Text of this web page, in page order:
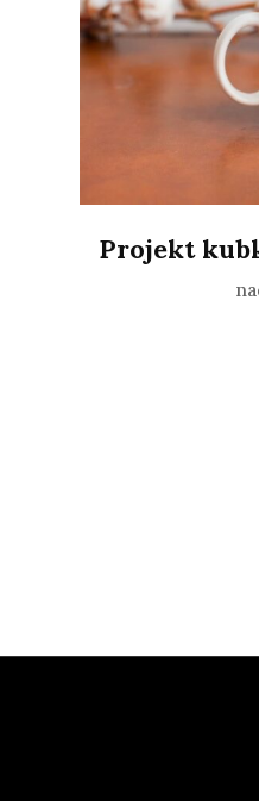
Projekt